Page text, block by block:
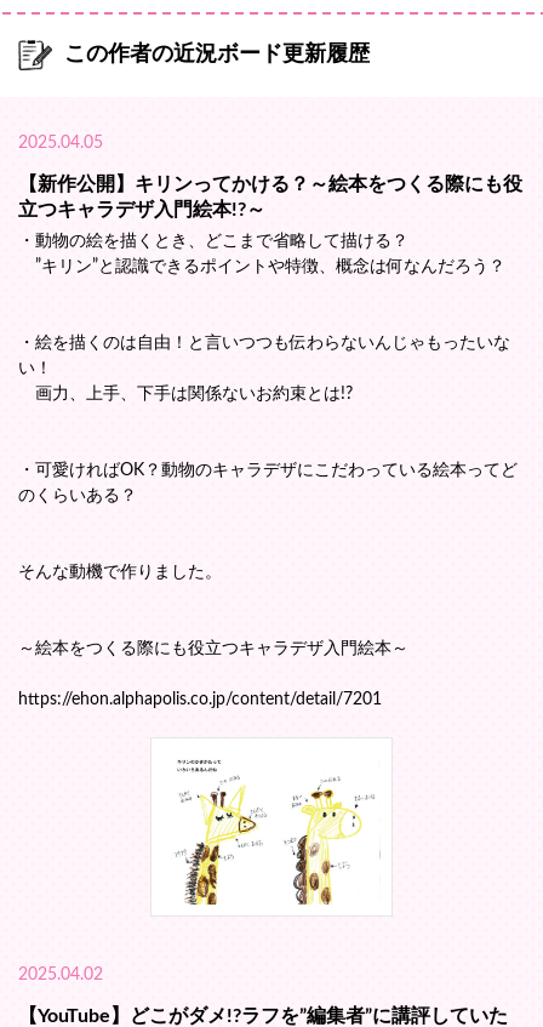
この作者の近況ボード更新履歴
2025.04.05
【新作公開】キリンってかける？～絵本をつくる際にも役
立つキャラデザ入門絵本!?～
・動物の絵を描くとき、どこまで省略して描ける？
”キリン”と認識できるポイントや特徴、概念は何なんだろう？
・絵を描くのは自由！と言いつつも伝わらないんじゃもったいな
い！
画力、上手、下手は関係ないお約束とは!?
・可愛ければOK？動物のキャラデザにこだわっている絵本ってど
のくらいある？
そんな動機で作りました。
～絵本をつくる際にも役立つキャラデザ入門絵本～
https://ehon.alphapolis.co.jp/content/detail/7201
2025.04.02
【YouTube】どこがダメ!?ラフを”編集者”に講評していた